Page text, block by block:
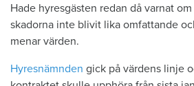
Hade hyresgästen redan då varnat
skadorna inte blivit lika omfattande
menar värden.
Hyresnämnden gick på värdens linje